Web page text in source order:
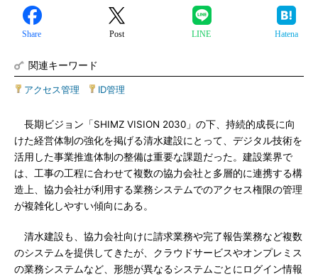
Share Post LINE Hatena
関連キーワード
アクセス管理 ID管理
長期ビジョン「SHIMZ VISION 2030」の下、持続的成長に向
けた経営体制の強化を掲げる清水建設にとって、デジタル技術を
活用した事業推進体制の整備は重要な課題だった。建設業界で
は、工事の工程に合わせて複数の協力会社と多層的に連携する構
造上、協力会社が利用する業務システムでのアクセス権限の管理
が複雑化しやすい傾向にある。
清水建設も、協力会社向けに請求業務や完了報告業務など複数
のシステムを提供してきたが、クラウドサービスやオンプレミス
の業務システムなど、形態が異なるシステムごとにログイン情報